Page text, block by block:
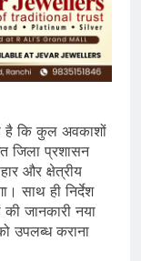
है कि कुल अवकाशों
जिला प्रशासन
और क्षेत्रीय
साथ ही निर्देश
की जानकारी नया
उपलब्ध कराना